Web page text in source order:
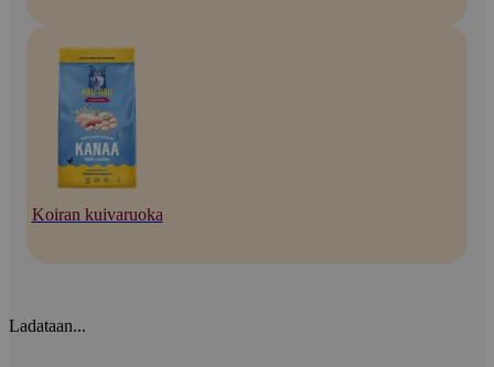
Koiran kuivaruoka
Ladataan...